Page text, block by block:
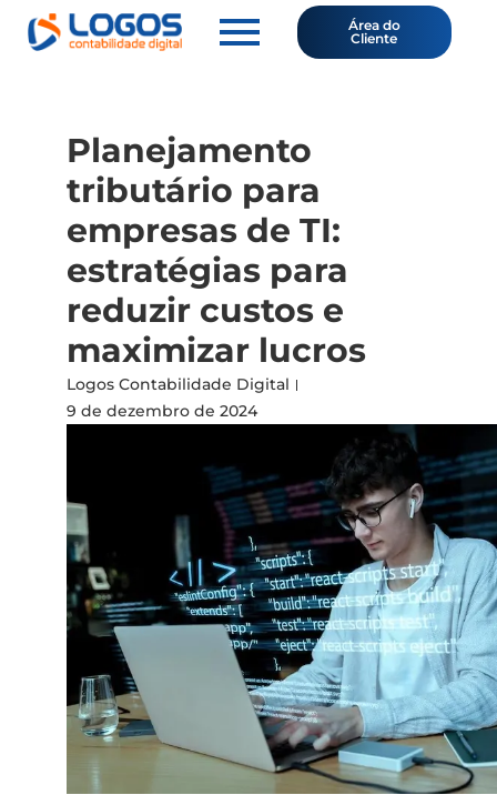
Área do
Cliente
Planejamento
tributário para
empresas de TI:
estratégias para
reduzir custos e
maximizar lucros
Logos Contabilidade Digital
9 de dezembro de 2024